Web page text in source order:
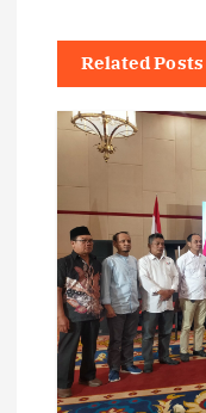
g
a
t
Related Posts